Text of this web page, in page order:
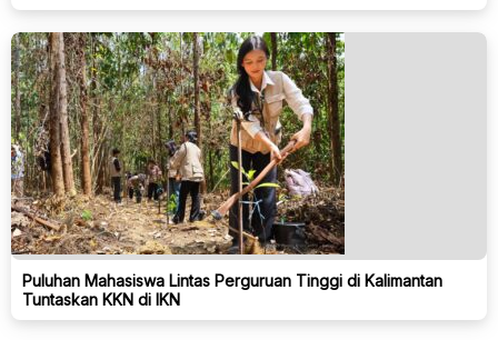
Puluhan Mahasiswa Lintas Perguruan Tinggi di Kalimantan
Tuntaskan KKN di IKN